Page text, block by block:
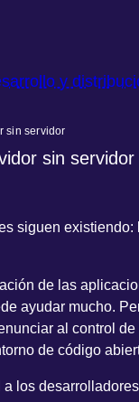
y
sin servidor
sin servidor
siguen
de las
ayudar mucho.
al control
de código
los